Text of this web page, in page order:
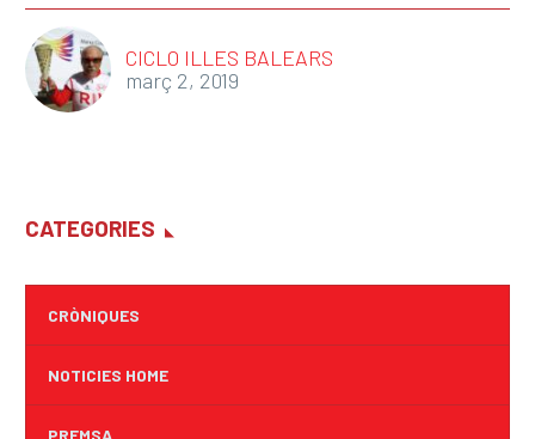
CICLO ILLES BALEARS
març 2, 2019
CATEGORIES
CRÒNIQUES
NOTICIES HOME